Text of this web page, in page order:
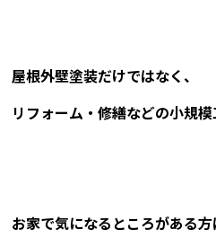
屋根外壁塗装だけではなく、
リフォーム・修繕などの小規
お家で気になるところがある方